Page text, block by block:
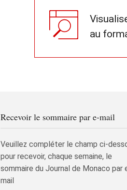
au
Recevoir le sommaire par e-mail
Veuillez compléter le champ ci-
pour recevoir, chaque semaine, le
sommaire du Journal de Monaco par
mail